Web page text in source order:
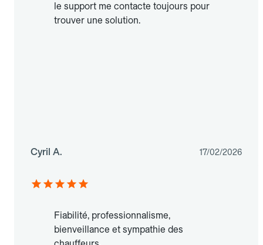
le support me contacte toujours pour
trouver une solution.
Cyril A. 17/02/2026
Fiabilité, professionnalisme,
bienveillance et sympathie des